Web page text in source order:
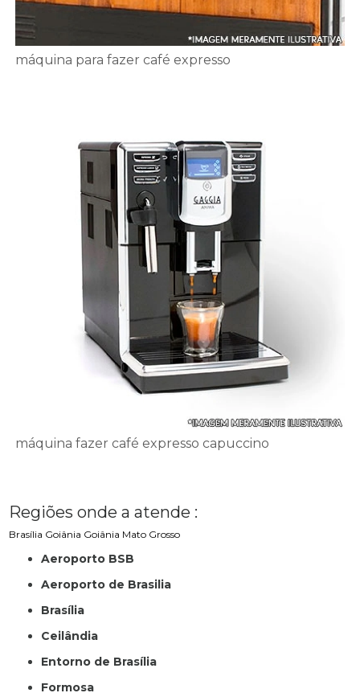
máquina para fazer café expresso
máquina fazer café expresso capuccino
Regiões onde a atende :
Brasília Goiânia Goiânia Mato Grosso
Aeroporto BSB
Aeroporto de Brasilia
Brasília
Ceilândia
Entorno de Brasília
Formosa